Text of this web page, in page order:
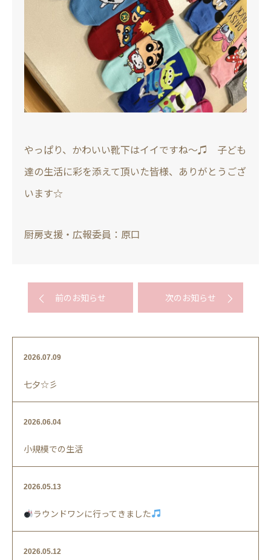
やっぱり、かわいい靴下はイイですね～♫ 子ども
達の生活に彩を添えて頂いた皆様、ありがとうござ
います☆
厨房支援・広報委員：原口
前のお知らせ 次のお知らせ
2026.07.09
七夕☆彡
2026.06.04
小規模での生活
2026.05.13
ラウンドワンに行ってきました
2026.05.12